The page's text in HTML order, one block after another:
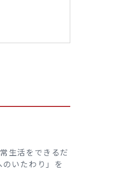
生活をできるだ
いたわり」を